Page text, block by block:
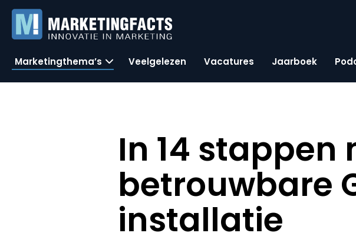
Marketingthema’s Veelgelezen Vacatures Jaarboek
In 14 stappen
betrouwbare
installatie